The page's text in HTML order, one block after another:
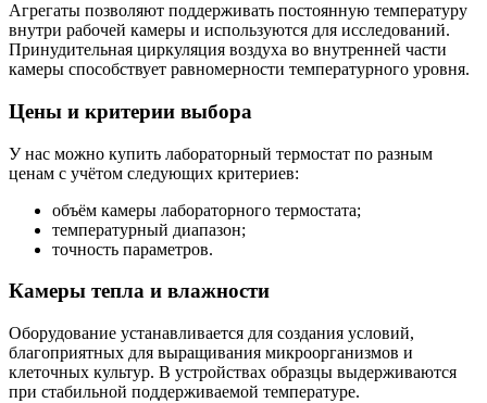
Агрегаты позволяют поддерживать постоянную температуру
внутри рабочей камеры и используются для исследований.
Принудительная циркуляция воздуха во внутренней части
камеры способствует равномерности температурного уровня.
Цены и критерии выбора
У нас можно купить лабораторный термостат по разным
ценам с учётом следующих критериев:
объём камеры лабораторного термостата;
температурный диапазон;
точность параметров.
Камеры тепла и влажности
Оборудование устанавливается для создания условий,
благоприятных для выращивания микроорганизмов и
клеточных культур. В устройствах образцы выдерживаются
при стабильной поддерживаемой температуре.